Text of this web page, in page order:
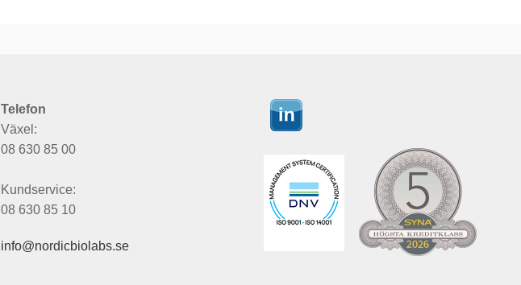
Telefon
Växel:
08 630 85 00
Kundservice:
08 630 85 10
info@nordicbiolabs.se